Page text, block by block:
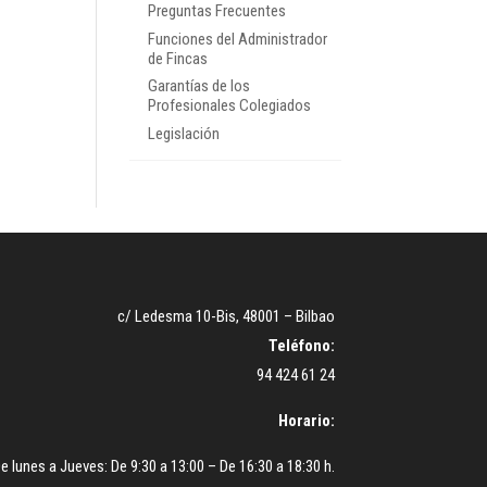
Preguntas Frecuentes
Funciones del Administrador
de Fincas
Garantías de los
Profesionales Colegiados
Legislación
c/ Ledesma 10-Bis, 48001 – Bilbao
Teléfono:
94 424 61 24
Horario:
lunes a Jueves: De 9:30 a 13:00 – De 16:30 a 18:30 h.